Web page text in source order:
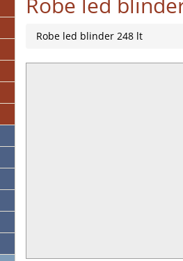
Robe led blinder 248 lt